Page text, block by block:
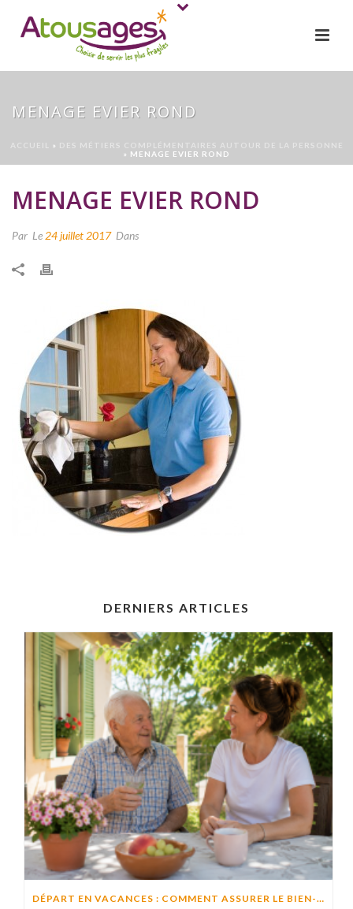
MENAGE EVIER ROND
ACCUEIL » DES MÉTIERS COMPLÉMENTAIRES AUTOUR DE LA PERSONNE
» MENAGE EVIER ROND
MENAGE EVIER ROND
Par Le 24 juillet 2017 Dans
DERNIERS ARTICLES
DÉPART EN VACANCES : COMMENT ASSURER LE BIEN-ÊTRE D’UN PROCHE RESTÉ À DOMICILE ?